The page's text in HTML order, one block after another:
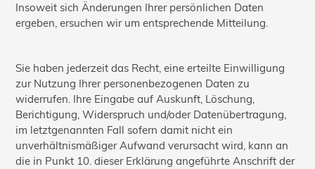
Insoweit sich Änderungen Ihrer persönlichen Daten
ergeben, ersuchen wir um entsprechende Mitteilung.
Sie haben jederzeit das Recht, eine erteilte Einwilligung
zur Nutzung Ihrer personenbezogenen Daten zu
widerrufen. Ihre Eingabe auf Auskunft, Löschung,
Berichtigung, Widerspruch und/oder Datenübertragung,
im letztgenannten Fall sofern damit nicht ein
unverhältnismäßiger Aufwand verursacht wird, kann an
die in Punkt 10. dieser Erklärung angeführte Anschrift der